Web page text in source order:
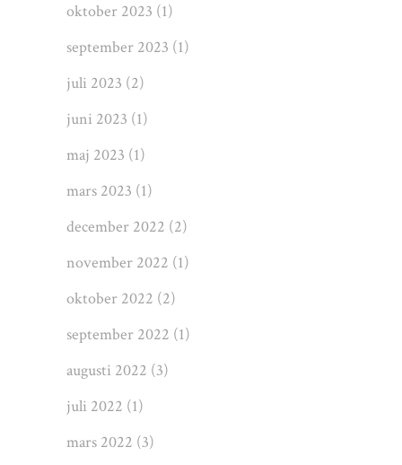
oktober 2023 (1)
september 2023 (1)
juli 2023 (2)
juni 2023 (1)
maj 2023 (1)
mars 2023 (1)
december 2022 (2)
november 2022 (1)
oktober 2022 (2)
september 2022 (1)
augusti 2022 (3)
juli 2022 (1)
mars 2022 (3)